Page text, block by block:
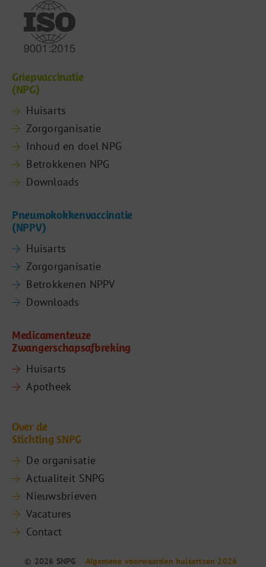
Griepvaccinatie
(NPG)
Huisarts
Zorgorganisatie
Inhoud en doel NPG
Betrokkenen NPG
Downloads
Pneumokokkenvaccinatie
(NPPV)
Huisarts
Zorgorganisatie
Betrokkenen NPPV
Downloads
Medicamenteuze
Zwangerschapsafbreking
Huisarts
Apotheek
Over de
Stichting SNPG
De organisatie
Actualiteit SNPG
Nieuwsbrieven
Vacatures
Contact
© 2026 SNPG Algemene voorwaarden huisartsen 2026